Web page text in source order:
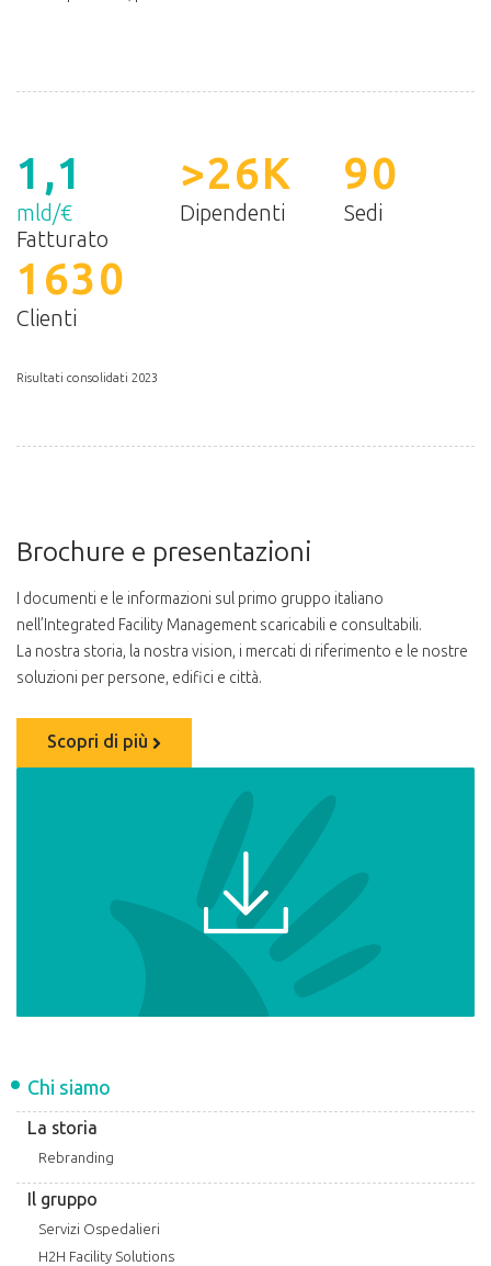
Chi siamo
La storia
Rebranding
Il gruppo
Servizi Ospedalieri
H2H Facility Solutions
1,1
mld/€
Fatturato
>26K
Dipendenti
90
Sedi
1630
Clienti
Risultati consolidati 2023
Brochure e presentazioni
I documenti e le informazioni sul primo gruppo italiano
nell’Integrated Facility Management scaricabili e consultabili.
La nostra storia, la nostra vision, i mercati di riferimento e le nostre
soluzioni per persone, edifici e città.
Scopri di più